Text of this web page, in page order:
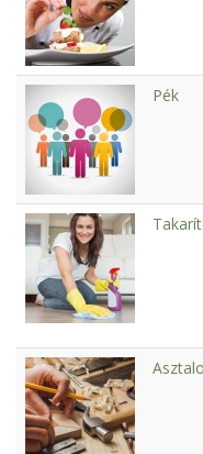
Pék